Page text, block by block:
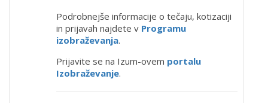
Podrobnejše informacije o tečaju, kotizaciji
in prijavah najdete v Programu
izobraževanja.
Prijavite se na Izum-ovem portalu
Izobraževanje.